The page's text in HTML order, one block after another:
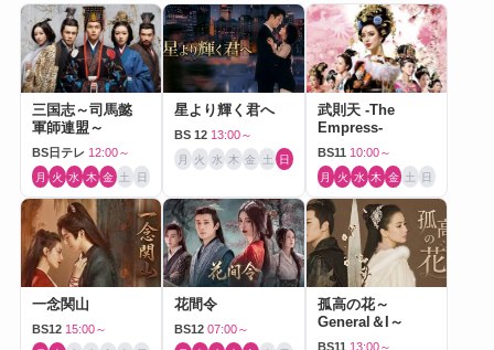
三国志～司馬懿
軍師連盟～
BS日テレ 12:00～
月 火 水 木 金 土 日
星より輝く君へ
BS 12 13:00～
月 火 水 木 金 土 日
武則天 -The
Empress-
BS11 10:00～
月 火 水 木 金 土 日
一念関山
BS12 15:00～
花間令
BS12 07:00～
孤高の花～
General＆I～
BS11 13:00～